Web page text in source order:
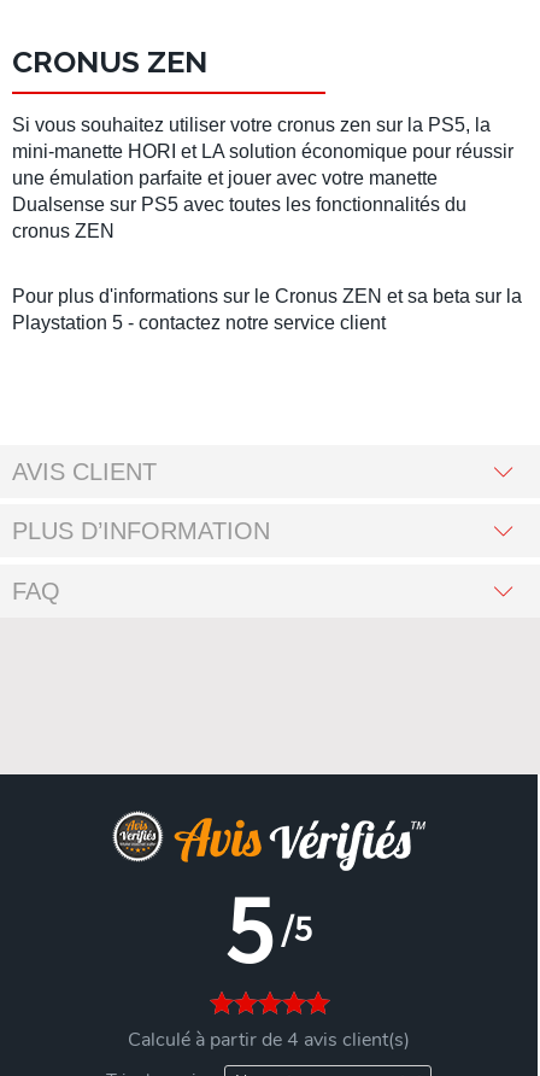
CRONUS ZEN
Si vous souhaitez utiliser votre cronus zen sur la PS5, la
mini-manette HORI et LA solution économique pour réussir
une émulation parfaite et jouer avec votre manette
Dualsense sur PS5 avec toutes les fonctionnalités du
cronus ZEN
Pour plus d'informations sur le Cronus ZEN et sa beta sur la
Playstation 5 - contactez notre service client
AVIS CLIENT
PLUS D’INFORMATION
FAQ
5/5
Calculé à partir de 4 avis client(s)